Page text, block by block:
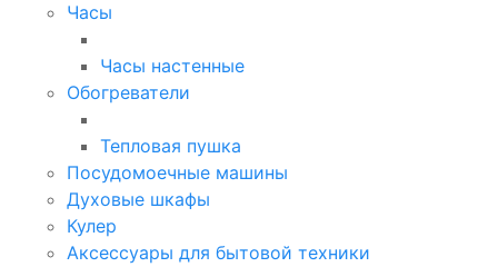
Часы
Часы настенные
Обогреватели
Тепловая пушка
Посудомоечные машины
Духовые шкафы
Кулер
Аксессуары для бытовой техники